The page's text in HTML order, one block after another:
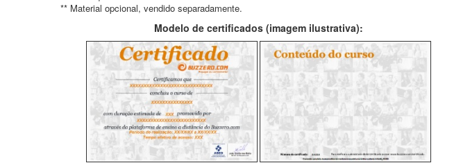
** Material opcional, vendido separadamente.
Modelo de certificados (imagem ilustrativa):